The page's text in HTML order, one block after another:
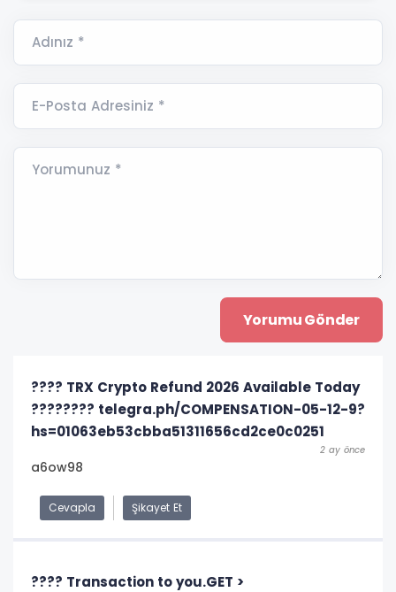
Adınız *
E-Posta Adresiniz *
Yorumunuz *
???? TRX Crypto Refund 2026 Available Today
???????? telegra.ph/COMPENSATION-05-12-9?
hs=01063eb53cbba51311656cd2ce0c0251
2 ay önce
a6ow98
Cevapla Şikayet Et
???? Transaction to you.GET >